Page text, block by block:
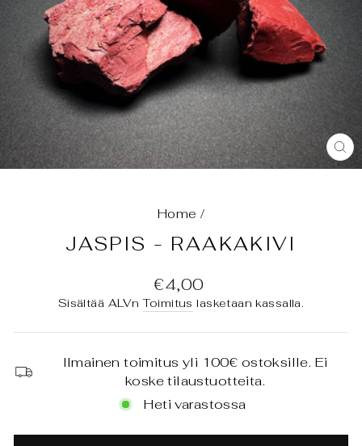
Home /
JASPIS - RAAKAKIVI
Normaali
hinta
€4,00
Sisältää ALVnToimitus lasketaan kassalla.
Ilmainen toimitus yli 100€ ostoksille. Ei
koske tilaustuotteita.
Heti varastossa